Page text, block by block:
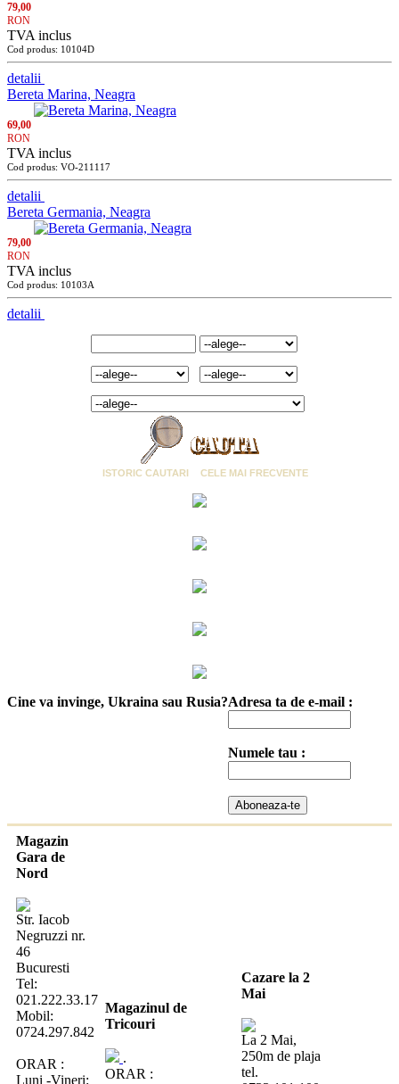
79,00
RON
TVA inclus
Cod produs: 10104D
detalii
Bereta Marina, Neagra
69,00
RON
TVA inclus
Cod produs: VO-211117
detalii
Bereta Germania, Neagra
79,00
RON
TVA inclus
Cod produs: 10103A
detalii
ISTORIC CAUTARI CELE MAI FRECVENTE
Cine va invinge, Ukraina sau Rusia?Adresa ta de e-mail :
Numele tau :
Magazin
Gara de
Nord
Str. Iacob
Negruzzi nr.
46
Bucuresti
Tel:
021.222.33.17
Mobil:
0724.297.842
ORAR :
Luni -Vineri:
Magazinul de
Tricouri
.
ORAR :
Cazare la 2
Mai
La 2 Mai,
250m de plaja
tel.